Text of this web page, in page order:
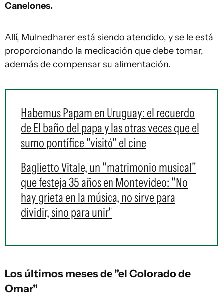
Canelones.
Allí, Mulnedharer está siendo atendido, y se le está
proporcionando la medicación que debe tomar,
además de compensar su alimentación.
Habemus Papam en Uruguay: el recuerdo
de El baño del papa y las otras veces que el
sumo pontífice "visitó" el cine
Baglietto Vitale, un "matrimonio musical"
que festeja 35 años en Montevideo: "No
hay grieta en la música, no sirve para
dividir, sino para unir"
Los últimos meses de "el Colorado de
Omar"